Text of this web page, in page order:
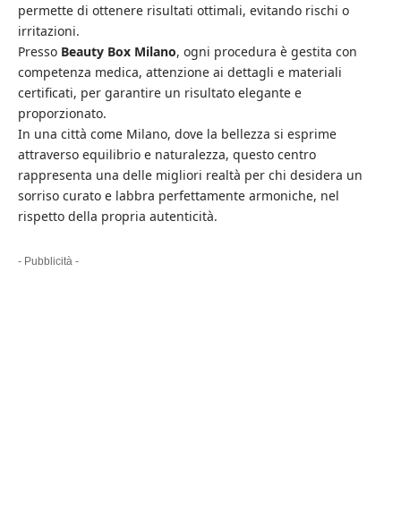
permette di ottenere risultati ottimali, evitando rischi o
irritazioni.
Presso Beauty Box Milano, ogni procedura è gestita con
competenza medica, attenzione ai dettagli e materiali
certificati, per garantire un risultato elegante e
proporzionato.
In una città come Milano, dove la bellezza si esprime
attraverso equilibrio e naturalezza, questo centro
rappresenta una delle migliori realtà per chi desidera un
sorriso curato e labbra perfettamente armoniche, nel
rispetto della propria autenticità.
- Pubblicità -